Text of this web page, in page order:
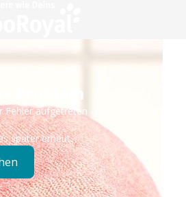
Problem
Fehler aufgetreten – wir sind
später erneut.